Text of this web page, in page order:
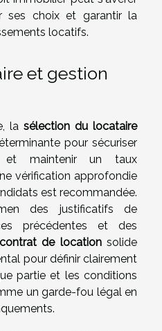
ses choix et garantir la
locatifs.
et gestion
la sélection du locataire
pour sécuriser
et maintenir un taux
vérification approfondie
est recommandée.
des justificatifs de
précédentes et des
contrat de locationsolide
pour définir clairement
partie et les conditions
un garde-fou légal en